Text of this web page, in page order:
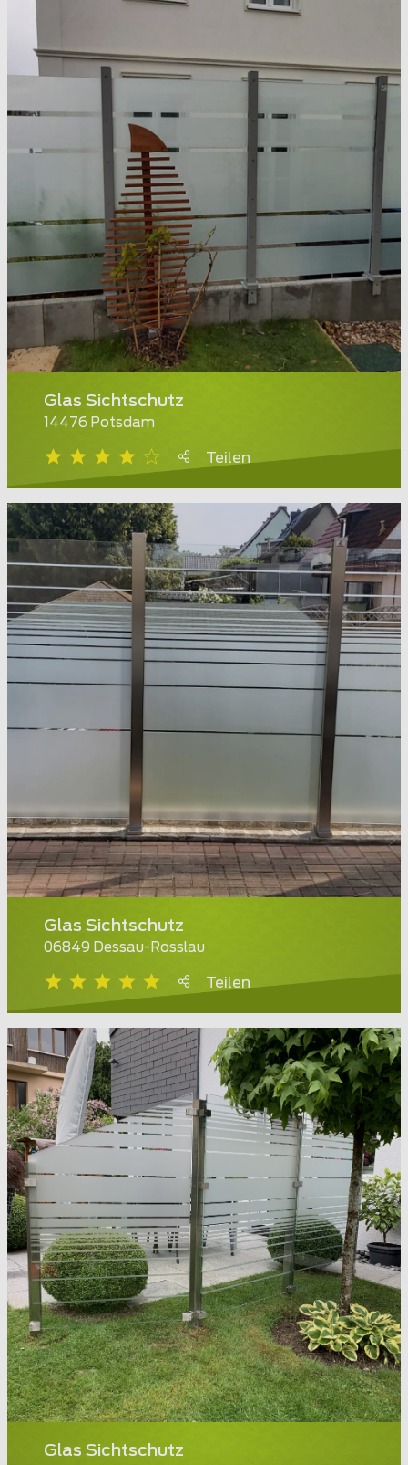
Glas Sichtschutz
14476 Potsdam
Teilen
Glas Sichtschutz
06849 Dessau-Rosslau
Teilen
Glas Sichtschutz